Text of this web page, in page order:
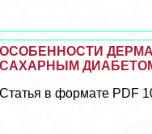
ОСОБЕННОСТИ
САХАРНЫМ
Статья в формате PDF